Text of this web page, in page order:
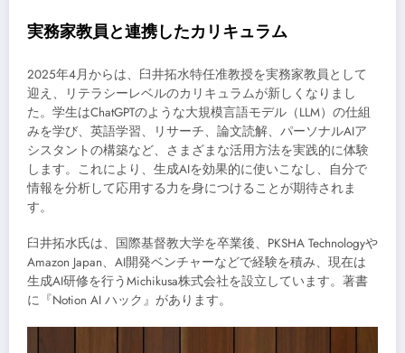
実務家教員と連携したカリキュラム
2025年4月からは、臼井拓水特任准教授を実務家教員として
迎え、リテラシーレベルのカリキュラムが新しくなりまし
た。学生はChatGPTのような大規模言語モデル（LLM）の仕組
みを学び、英語学習、リサーチ、論文読解、パーソナルAIア
シスタントの構築など、さまざまな活用方法を実践的に体験
します。これにより、生成AIを効果的に使いこなし、自分で
情報を分析して応用する力を身につけることが期待されま
す。
臼井拓水氏は、国際基督教大学を卒業後、PKSHA Technologyや
Amazon Japan、AI開発ベンチャーなどで経験を積み、現在は
生成AI研修を行うMichikusa株式会社を設立しています。著書
に『Notion AI ハック』があります。